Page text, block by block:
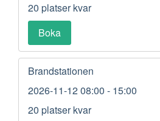
20 platser kvar
Boka
Brandstationen
2026-11-1208:00 - 15:00
20 platser kvar